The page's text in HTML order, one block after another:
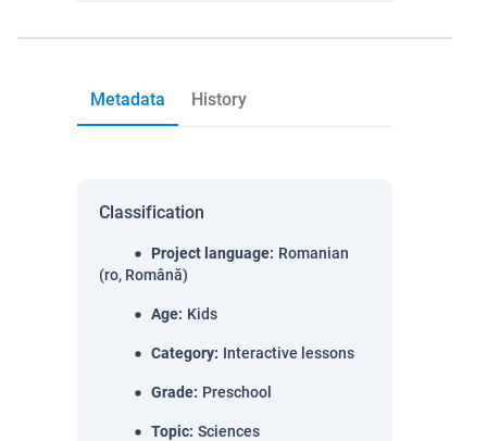
Metadata History
Classification
Project language: Romanian
(ro, Română)
Age: Kids
Category: Interactive lessons
Grade: Preschool
Topic: Sciences